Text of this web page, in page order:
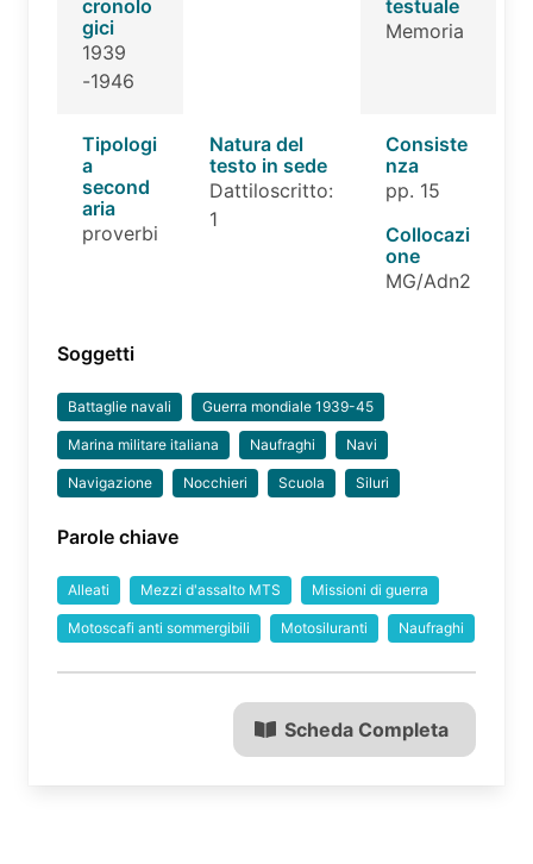
cronolo
gici
1939
-1946
testuale
Memoria
Tipologi
a
second
aria
proverbi
Natura del
testo in sede
Dattiloscritto:
1
Consiste
nza
pp. 15
Collocazi
one
MG/Adn2
Soggetti
Battaglie navali Guerra mondiale 1939-45
Marina militare italiana Naufraghi Navi
Navigazione Nocchieri Scuola Siluri
Parole chiave
Alleati Mezzi d'assalto MTS Missioni di guerra
Motoscafi anti sommergibili Motosiluranti Naufraghi
Scheda Completa